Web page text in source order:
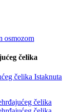
osmozom
čelika